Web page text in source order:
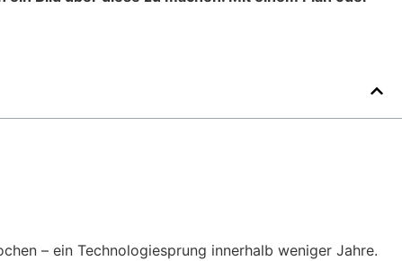
– ein Technologiesprung innerhalb weniger Jahre.